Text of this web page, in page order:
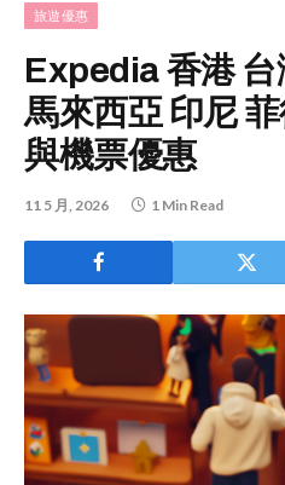
旅遊優惠
Expedia 香港 台
馬來西亞 印尼
與機票優惠
11 5 月, 2026 1 Min Read